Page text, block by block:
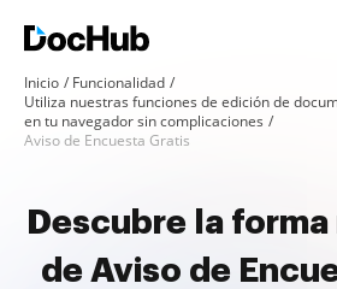
Inicio
Funcionalidad
Utiliza nuestras funciones de edición de
en tu navegador sin complicaciones
Aviso de Encuesta Gratis
Descubre la
de Aviso de